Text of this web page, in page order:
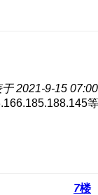
于 2021-9-15 07:00
7楼